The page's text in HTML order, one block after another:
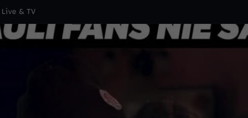
Live & TV